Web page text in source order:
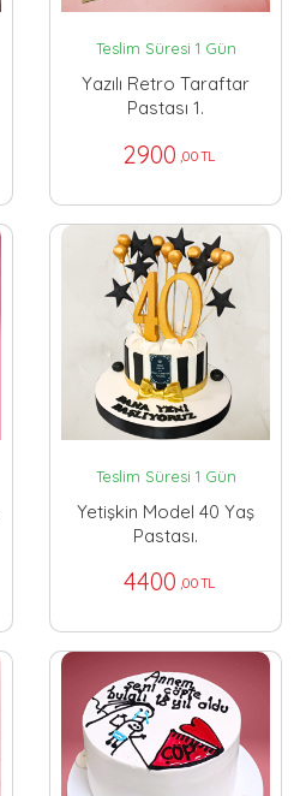
Teslim Süresi 1 Gün
Yazılı Retro Taraftar
Pastası 1.
2900 ,00 TL
Teslim Süresi 1 Gün
Yetişkin Model 40 Yaş
Pastası.
4400 ,00 TL